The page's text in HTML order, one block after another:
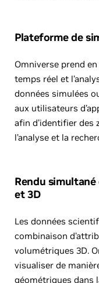
Plateforme de
Omniverse prend
temps réel et
données simulées
aux utilisateurs
afin d’identifier des
l’analyse et la
Rendu
et 3D
Les données
combinaison
volumétriques 3D.
visualiser de
géométriques dans